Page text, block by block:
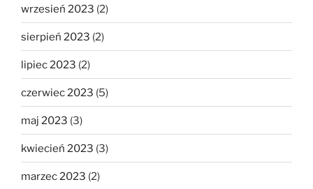
wrzesień 2023 (2)
sierpień 2023 (2)
lipiec 2023 (2)
czerwiec 2023 (5)
maj 2023 (3)
kwiecień 2023 (3)
marzec 2023 (2)